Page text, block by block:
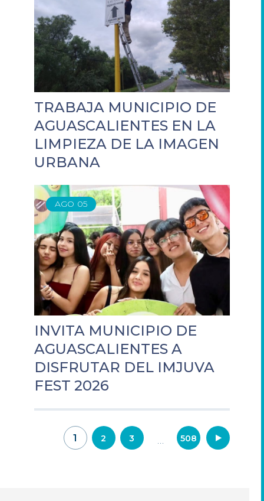
TRABAJA MUNICIPIO DE
AGUASCALIENTES EN LA
LIMPIEZA DE LA IMAGEN
URBANA
AGO 05
INVITA MUNICIPIO DE
AGUASCALIENTES A
DISFRUTAR DEL IMJUVA
FEST 2026
Navegación
1 2 3 … 508